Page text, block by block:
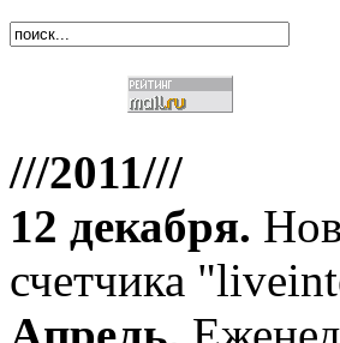
///2011///
12 декабря.
счетчика